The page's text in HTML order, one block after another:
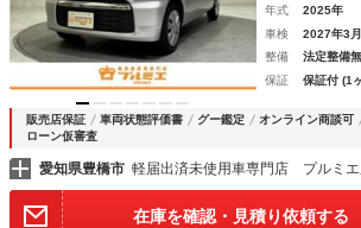
年式 2025年
車検
2027年3月
整備
法定整備無
保証
保証付 (1
販売店保証 車両状態評価書 グー鑑定 オンライン商談可
ローン仮審査
愛知県豊橋市
在庫を確認・見積り依頼する